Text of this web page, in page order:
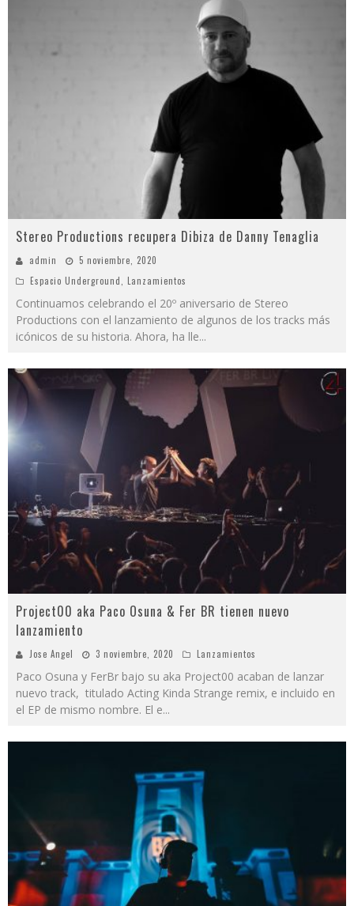
Stereo Productions recupera Dibiza de Danny Tenaglia
admin
5 noviembre, 2020
Espacio Underground
Lanzamientos
Continuamos celebrando el 20º aniversario de Stereo
Productions con el lanzamiento de algunos de los tracks más
icónicos de su historia. Ahora, ha lle...
Project00 aka Paco Osuna & Fer BR tienen nuevo
lanzamiento
Jose Angel 3 noviembre, 2020 Lanzamientos
Paco Osuna y FerBr bajo su aka Project00 acaban de lanzar
nuevo track, titulado Acting Kinda Strange remix, e incluido en
el EP de mismo nombre. El e...